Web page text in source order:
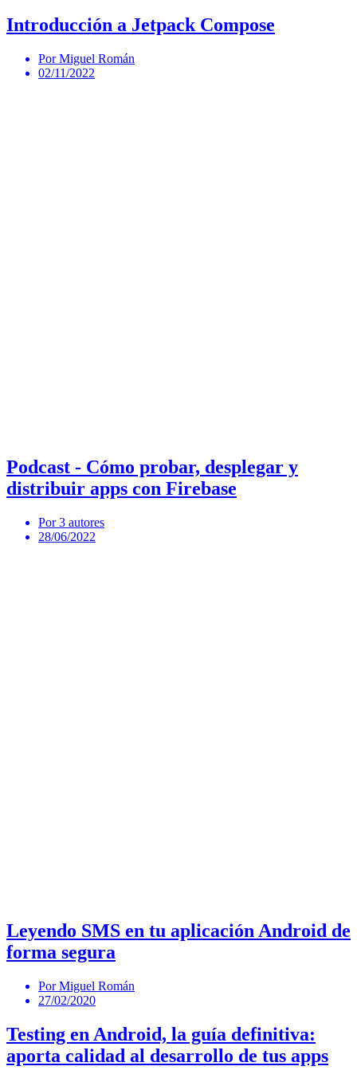
Introducción a Jetpack Compose
Por Miguel Román
02/11/2022
Podcast - Cómo probar, desplegar y
distribuir apps con Firebase
Por 3 autores
28/06/2022
Leyendo SMS en tu aplicación Android de
forma segura
Por Miguel Román
27/02/2020
Testing en Android, la guía definitiva:
aporta calidad al desarrollo de tus apps